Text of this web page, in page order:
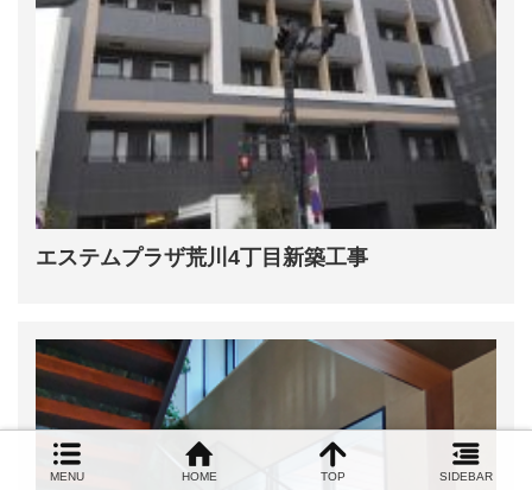
エステムプラザ荒川4丁目新築工事
MENU HOME TOP SIDEBAR